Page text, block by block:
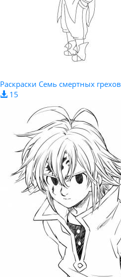
Раскраски Семь смертных грехов
15